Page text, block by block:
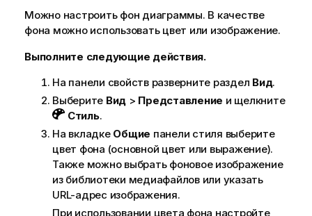
Можно настроить фон диаграммы. В качестве
фона можно использовать цвет или изображение.
Выполните следующие действия.
На панели свойств разверните раздел Вид.
Выберите Вид > Представление и щелкните
Стиль.
На вкладке Общие панели стиля выберите
цвет фона (основной цвет или выражение).
Также можно выбрать фоновое изображение
из библиотеки медиафайлов или указать
URL-адрес изображения.
При использовании цвета фона настройте